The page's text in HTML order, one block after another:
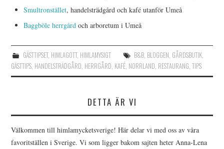
Smultronstället, handelsträdgård och kafé utanför Umeå
Baggböle herrgårdoch arboretum i Umeå
GÄSTTIPSET, HIMLAGOTT, HIMLAMYSIGT B&B, BLOGGEN GÅRDSBUTIK,
GÄSTTIPS HANDELSTRÄDGÅRD HERRGÅRD KAFÉ NORRLAND RESTAURANG ,TIPS
DETTA ÄR VI
Välkommen till himlamycketsverige! Här delar vi med oss av våra
favoritställen i Sverige. Vi som ligger bakom sajten heter Anna-Lena